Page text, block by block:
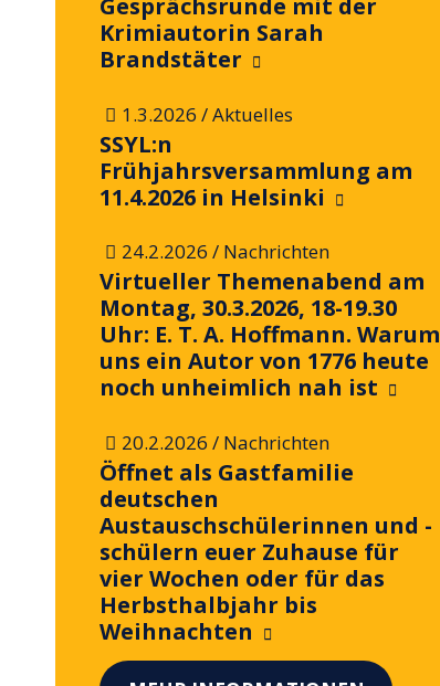
Gesprächsrunde mit der
Krimiautorin Sarah
Brandstäter
1.3.2026/Aktuelles
SSYL:n
Frühjahrsversammlung am
11.4.2026 in Helsinki
24.2.2026/ Nachrichten
Virtueller Themenabend am
Montag, 30.3.2026, 18-19.30
Uhr: E. T. A. Hoffmann. Warum
uns ein Autor von 1776 heute
noch unheimlich nah ist
20.2.2026/ Nachrichten
Öffnet als Gastfamilie
deutschen
Austauschschülerinnen und -
schülern euer Zuhause für
vier Wochen oder für das
Herbsthalbjahr bis
Weihnachten